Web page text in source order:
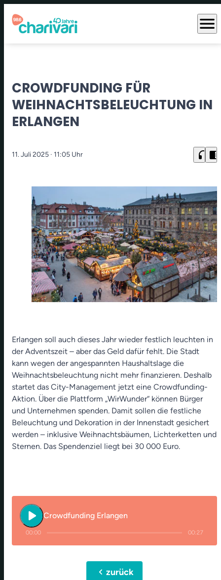
menu
CROWDFUNDING FÜR
WEIHNACHTSBELEUCHTUNG IN
ERLANGEN
11. Juli 2025 · 11:05 Uhr headphones chrome_reader_mode
Erlangen soll auch dieses Jahr wieder festlich leuchten in
der Adventszeit – aber das Geld dafür fehlt. Die Stadt
kann wegen der angespannten Haushaltslage die
Weihnachtsbeleuchtung nicht mehr finanzieren. Deshalb
startet das City-Management jetzt eine Crowdfunding-
Aktion. Über die Plattform „WirWunder“ können Bürger
und Unternehmen spenden. Damit sollen die festliche
Beleuchtung und Dekoration in der Innenstadt gesichert
werden – inklusive Weihnachtsbäumen, Lichterketten und
Sternen. Das Spendenziel liegt bei 30 000 Euro.
play_arrow Crowdfunding Erlangen
00:00 00:27
chevron_leftzurück